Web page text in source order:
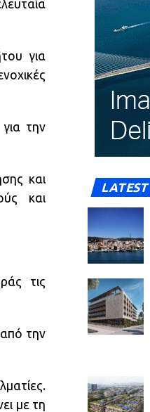
για
την
και
και
τις
την
με τη
LATEST